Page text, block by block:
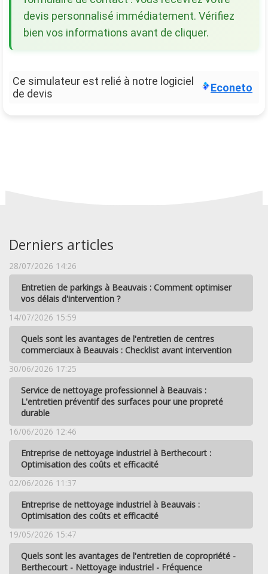
devis personnalisé immédiatement. Vérifiez
bien vos informations avant de cliquer.
Ce simulateur est relié à notre logiciel
de devis
Econeto
Derniers articles
28/07/2026 14:26
Entretien de parkings à Beauvais : Comment optimiser
vos délais d'intervention ?
14/07/2026 15:59
Quels sont les avantages de l'entretien de centres
commerciaux à Beauvais : Checklist avant intervention
30/06/2026 17:25
Service de nettoyage professionnel à Beauvais :
L'entretien préventif des surfaces pour une propreté
durable
16/06/2026 12:46
Entreprise de nettoyage industriel à Berthecourt :
Optimisation des coûts et efficacité
02/06/2026 11:37
Entreprise de nettoyage industriel à Beauvais :
Optimisation des coûts et efficacité
19/05/2026 15:47
Quels sont les avantages de l'entretien de copropriété -
Berthecourt - Nettoyage industriel - Fréquence